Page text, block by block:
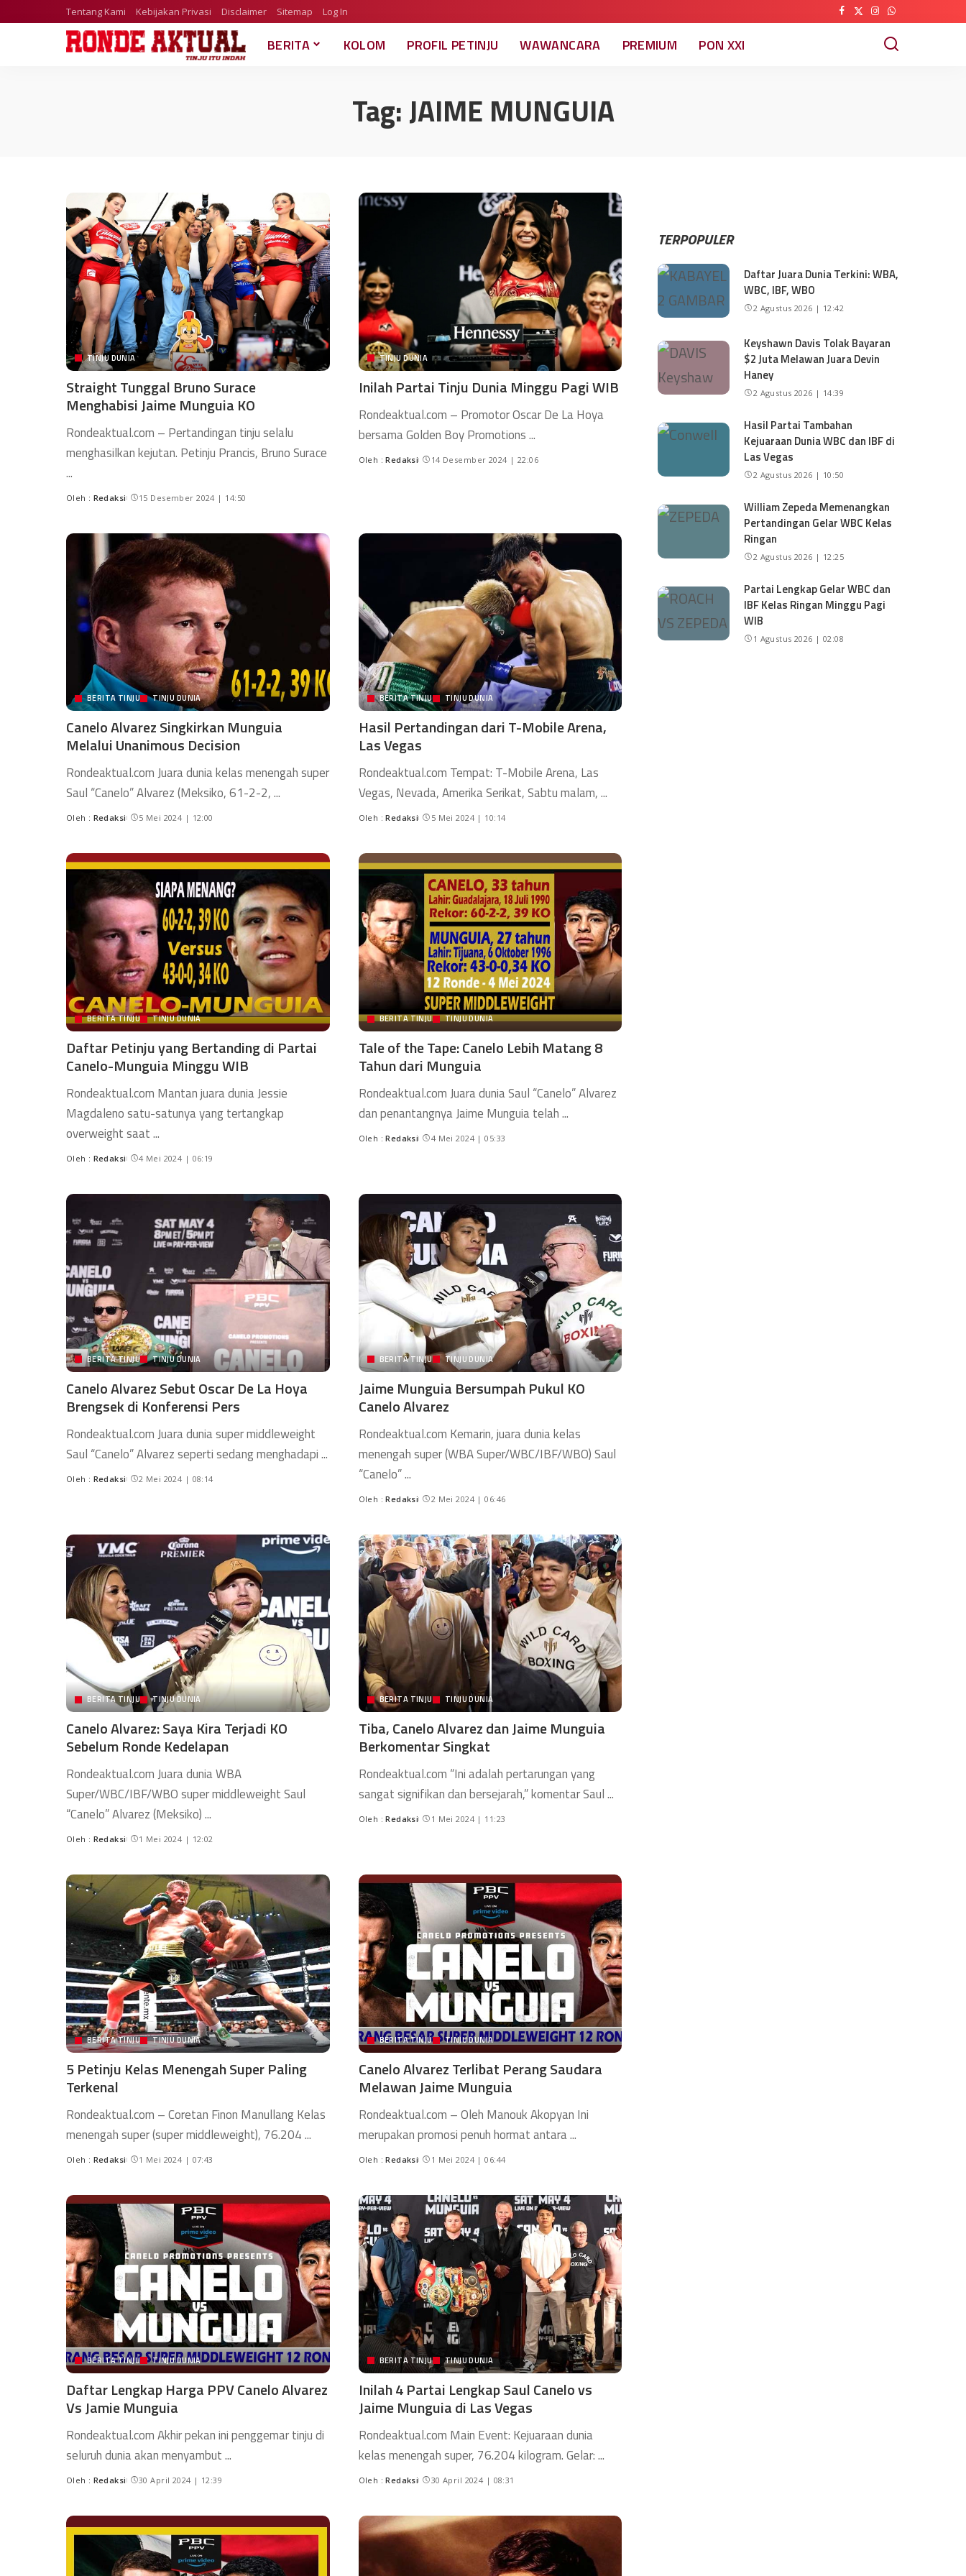
Tentang Kami Kebijakan Privasi Disclaimer Sitemap Log In
BERITA KOLOM PROFIL PETINJU WAWANCARA PREMIUM PON XXI
Tag:JAIME MUNGUIA
TINJU DUNIA
Straight Tunggal Bruno Surace
Menghabisi Jaime Munguia KO
Rondeaktual.com – Pertandingan tinju selalu
menghasilkan kejutan. Petinju Prancis, Bruno Surace
...
Oleh : Redaksi 15 Desember 2024 | 14:50
TINJU DUNIA
Inilah Partai Tinju Dunia Minggu Pagi WIB
Rondeaktual.com – Promotor Oscar De La Hoya
bersama Golden Boy Promotions...
Oleh : Redaksi 14 Desember 2024 | 22:06
BERITA TINJU TINJU DUNIA
Canelo Alvarez Singkirkan Munguia
Melalui Unanimous Decision
Rondeaktual.com Juara dunia kelas menengah super
Saul “Canelo” Alvarez (Meksiko, 61-2-2,...
Oleh : Redaksi 5 Mei 2024 | 12:00
BERITA TINJU TINJU DUNIA
Hasil Pertandingan dari T-Mobile Arena,
Las Vegas
Rondeaktual.com Tempat: T-Mobile Arena, Las
Vegas, Nevada, Amerika Serikat, Sabtu malam,...
Oleh : Redaksi 5 Mei 2024 | 10:14
BERITA TINJU TINJU DUNIA
Daftar Petinju yang Bertanding di Partai
Canelo-Munguia Minggu WIB
Rondeaktual.com Mantan juara dunia Jessie
Magdaleno satu-satunya yang tertangkap
overweight saat...
Oleh : Redaksi 4 Mei 2024 | 06:19
BERITA TINJU TINJU DUNIA
Tale of the Tape: Canelo Lebih Matang 8
Tahun dari Munguia
Rondeaktual.com Juara dunia Saul “Canelo” Alvarez
dan penantangnya Jaime Munguia telah...
Oleh : Redaksi 4 Mei 2024 | 05:33
BERITA TINJU TINJU DUNIA
Canelo Alvarez Sebut Oscar De La Hoya
Brengsek di Konferensi Pers
Rondeaktual.com Juara dunia super middleweight
Saul “Canelo” Alvarez seperti sedang menghadapi...
Oleh : Redaksi 2 Mei 2024 | 08:14
BERITA TINJU TINJU DUNIA
Jaime Munguia Bersumpah Pukul KO
Canelo Alvarez
Rondeaktual.com Kemarin, juara dunia kelas
menengah super (WBA Super/WBC/IBF/WBO) Saul
“Canelo”...
Oleh : Redaksi 2 Mei 2024 | 06:46
BERITA TINJU TINJU DUNIA
Canelo Alvarez: Saya Kira Terjadi KO
Sebelum Ronde Kedelapan
Rondeaktual.com Juara dunia WBA
Super/WBC/IBF/WBO super middleweight Saul
“Canelo” Alvarez (Meksiko)...
Oleh : Redaksi 1 Mei 2024 | 12:02
BERITA TINJU TINJU DUNIA
Tiba, Canelo Alvarez dan Jaime Munguia
Berkomentar Singkat
Rondeaktual.com “Ini adalah pertarungan yang
sangat signifikan dan bersejarah,” komentar Saul...
Oleh : Redaksi 1 Mei 2024 | 11:23
BERITA TINJU TINJU DUNIA
5 Petinju Kelas Menengah Super Paling
Terkenal
Rondeaktual.com – Coretan Finon Manullang Kelas
menengah super (super middleweight), 76.204...
Oleh : Redaksi 1 Mei 2024 | 07:43
BERITA TINJU TINJU DUNIA
Canelo Alvarez Terlibat Perang Saudara
Melawan Jaime Munguia
Rondeaktual.com – Oleh Manouk Akopyan Ini
merupakan promosi penuh hormat antara...
Oleh : Redaksi 1 Mei 2024 | 06:44
BERITA TINJU TINJU DUNIA
Daftar Lengkap Harga PPV Canelo Alvarez
Vs Jamie Munguia
Rondeaktual.com Akhir pekan ini penggemar tinju di
seluruh dunia akan menyambut...
Oleh : Redaksi 30 April 2024 | 12:39
BERITA TINJU TINJU DUNIA
Inilah 4 Partai Lengkap Saul Canelo vs
Jaime Munguia di Las Vegas
Rondeaktual.com Main Event: Kejuaraan dunia
kelas menengah super, 76.204 kilogram. Gelar:...
Oleh : Redaksi 30 April 2024 | 08:31
TERPOPULER
Daftar Juara Dunia Terkini: WBA,
WBC, IBF, WBO
2 Agustus 2026 | 12:42
Keyshawn Davis Tolak Bayaran
$2 Juta Melawan Juara Devin
Haney
2 Agustus 2026 | 14:39
Hasil Partai Tambahan
Kejuaraan Dunia WBC dan IBF di
Las Vegas
2 Agustus 2026 | 10:50
William Zepeda Memenangkan
Pertandingan Gelar WBC Kelas
Ringan
2 Agustus 2026 | 12:25
Partai Lengkap Gelar WBC dan
IBF Kelas Ringan Minggu Pagi
WIB
1 Agustus 2026 | 02:08